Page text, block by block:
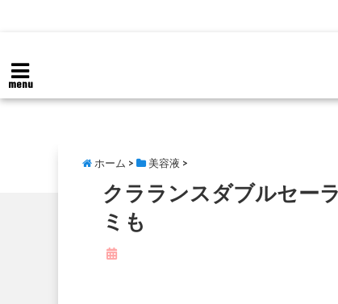
menu
ホーム > 美容液 >
クラランスダブルセー
ミも